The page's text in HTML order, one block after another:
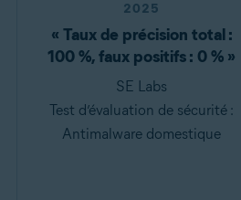
2025
« Taux de précision total :
100 %, faux positifs : 0 % »
SE Labs
Test d’évaluation de sécurité :
Antimalware domestique